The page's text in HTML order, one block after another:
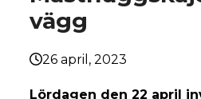
vägg
26 april, 2023
Lördagen den 22 april